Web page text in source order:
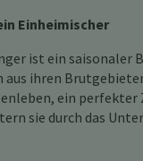
Einheimischer
ist ein saisonaler
aus ihren
ein perfekter
sie durch das